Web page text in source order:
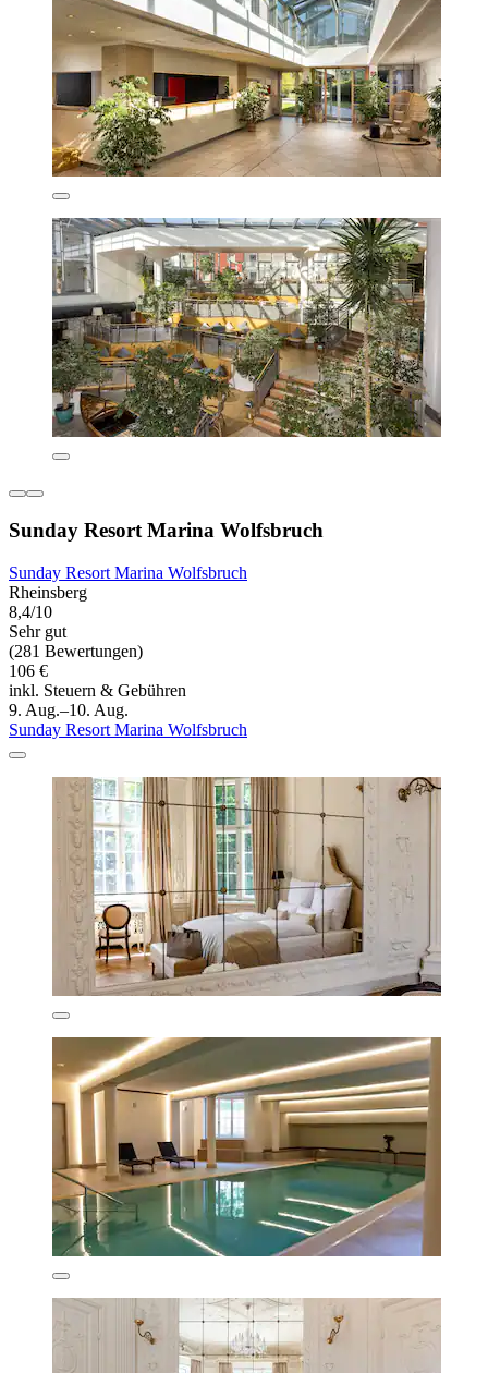
Sunday Resort Marina Wolfsbruch
Sunday Resort Marina Wolfsbruch
Rheinsberg
8,4/10
Sehr gut
(281 Bewertungen)
106 €
inkl. Steuern & Gebühren
9. Aug.–10. Aug.
Sunday Resort Marina Wolfsbruch